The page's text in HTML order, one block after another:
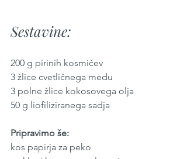
Sestavine:
200 g pirinih kosmičev
3 žlice cvetličnega medu
3 polne žlice kokosovega olja
50 g liofiliziranega sadja
Pripravimo še:
kos papirja za peko